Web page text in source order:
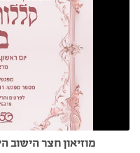
מוזיאון חצר הישוב